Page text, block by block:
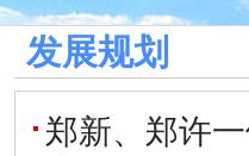
发展规划
郑新、郑许